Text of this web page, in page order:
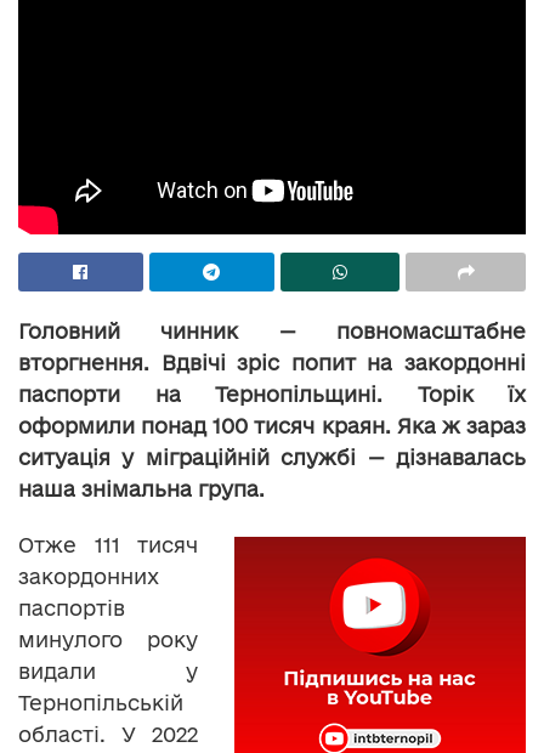
Головний чинник — повномасштабне
вторгнення. Вдвічі зріс попит на закордонні
паспорти на Тернопільщині. Торік їх
оформили понад 100 тисяч краян. Яка ж зараз
ситуація у міграційній службі — дізнавалась
наша знімальна група.
Отже 111 тисяч
закордонних
паспортів
минулого року
видали у
Тернопільській
області. У 2022